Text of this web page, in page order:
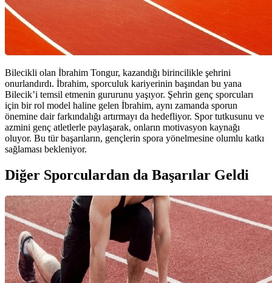
Bilecikli olan İbrahim Tongur, kazandığı birincilikle şehrini
onurlandırdı. İbrahim, sporculuk kariyerinin başından bu yana
Bilecik’i temsil etmenin gururunu yaşıyor. Şehrin genç sporcuları
için bir rol model haline gelen İbrahim, aynı zamanda sporun
önemine dair farkındalığı artırmayı da hedefliyor. Spor tutkusunu ve
azmini genç atletlerle paylaşarak, onların motivasyon kaynağı
oluyor. Bu tür başarıların, gençlerin spora yönelmesine olumlu katkı
sağlaması bekleniyor.
Diğer Sporculardan da Başarılar Geldi